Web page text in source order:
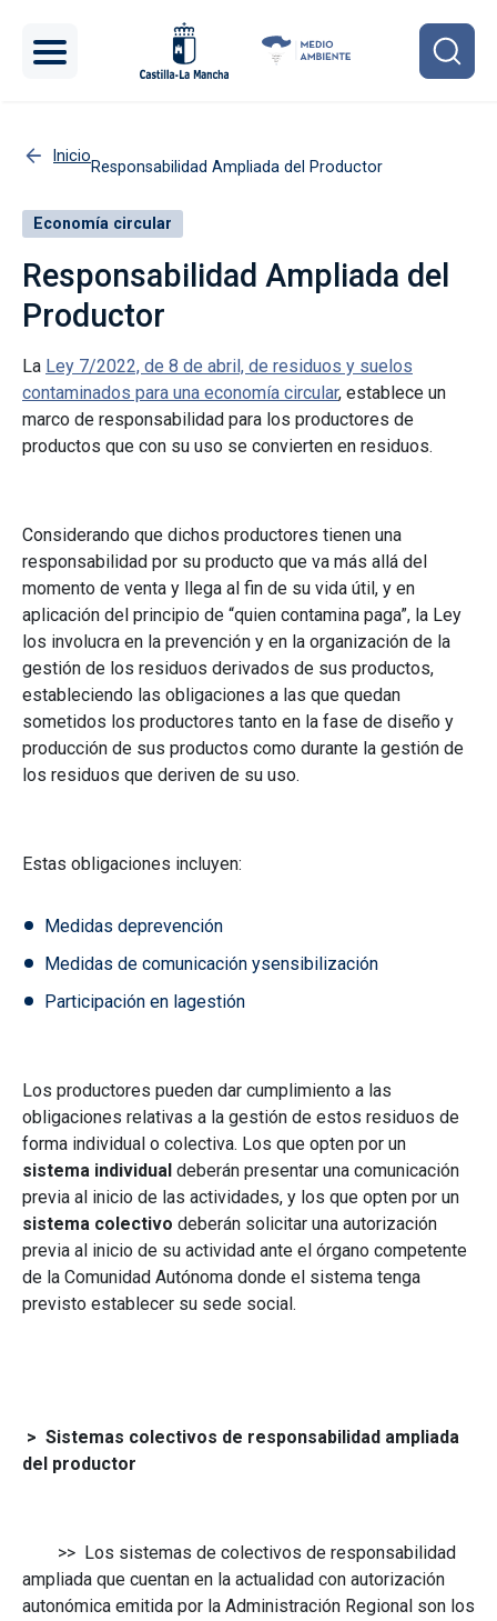
Inicio
Responsabilidad Ampliada del Productor
Economía circular
Responsabilidad Ampliada del
Productor
La Ley 7/2022, de 8 de abril, de residuos y suelos
contaminados para una economía circular, establece un
marco de responsabilidad para los productores de
productos que con su uso se convierten en residuos.
Considerando que dichos productores tienen una
responsabilidad por su producto que va más allá del
momento de venta y llega al fin de su vida útil, y en
aplicación del principio de “quien contamina paga”, la Ley
los involucra en la prevención y en la organización de la
gestión de los residuos derivados de sus productos,
estableciendo las obligaciones a las que quedan
sometidos los productores tanto en la fase de diseño y
producción de sus productos como durante la gestión de
los residuos que deriven de su uso.
Estas obligaciones incluyen:
Medidas deprevención
Medidas de comunicación ysensibilización
Participación en lagestión
Los productores pueden dar cumplimiento a las
obligaciones relativas a la gestión de estos residuos de
forma individual o colectiva. Los que opten por un
sistema individual deberán presentar una comunicación
previa al inicio de las actividades, y los que opten por un
sistema colectivo deberán solicitar una autorización
previa al inicio de su actividad ante el órgano competente
de la Comunidad Autónoma donde el sistema tenga
previsto establecer su sede social.
> Sistemas colectivos de responsabilidad ampliada
del productor
>> Los sistemas de colectivos de responsabilidad
ampliada que cuentan en la actualidad con autorización
autonómica emitida por la Administración Regional son los